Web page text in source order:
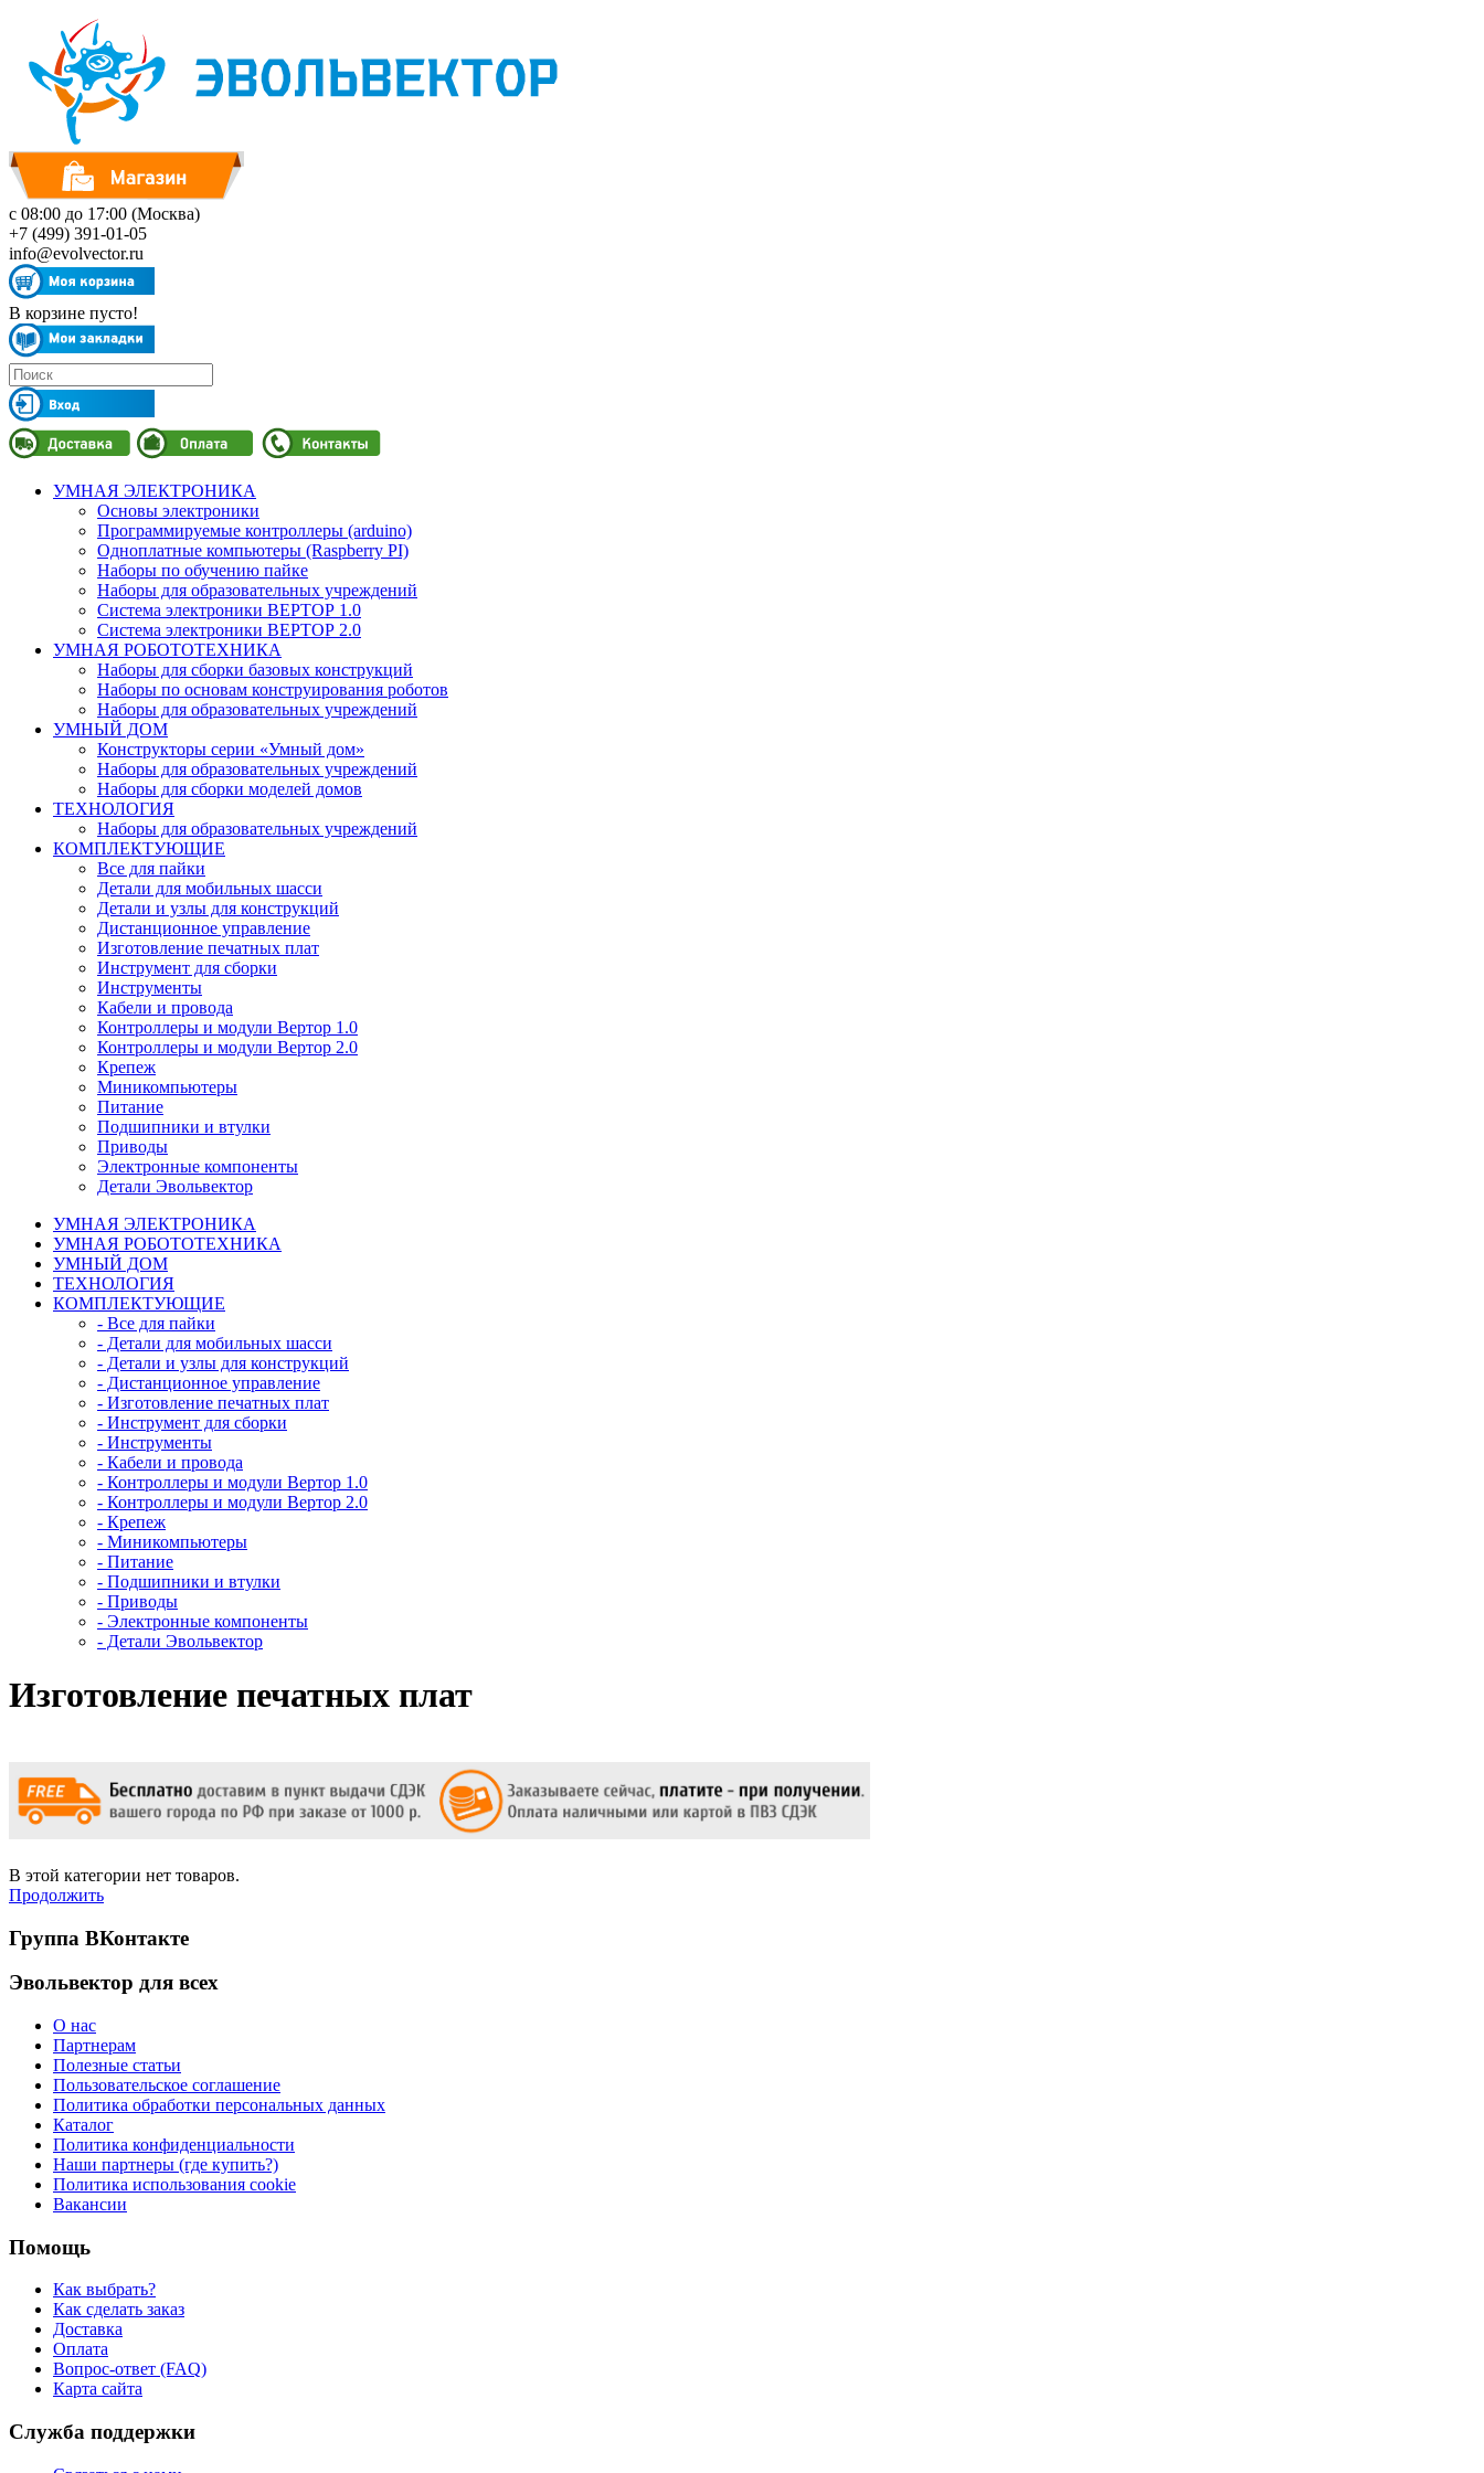
с 08:00 до 17:00 (Москва)
+7 (499) 391-01-05
info@evolvector.ru
В корзине пусто!
УМНАЯ ЭЛЕКТРОНИКА
Основы электроники
Программируемые контроллеры (arduino)
Одноплатные компьютеры (Raspberry PI)
Наборы по обучению пайке
Наборы для образовательных учреждений
Система электроники ВЕРТОР 1.0
Система электроники ВЕРТОР 2.0
УМНАЯ РОБОТОТЕХНИКА
Наборы для сборки базовых конструкций
Наборы по основам конструирования роботов
Наборы для образовательных учреждений
УМНЫЙ ДОМ
Конструкторы серии «Умный дом»
Наборы для образовательных учреждений
Наборы для сборки моделей домов
ТЕХНОЛОГИЯ
Наборы для образовательных учреждений
КОМПЛЕКТУЮЩИЕ
Все для пайки
Детали для мобильных шасси
Детали и узлы для конструкций
Дистанционное управление
Изготовление печатных плат
Инструмент для сборки
Инструменты
Кабели и провода
Контроллеры и модули Вертор 1.0
Контроллеры и модули Вертор 2.0
Крепеж
Миникомпьютеры
Питание
Подшипники и втулки
Приводы
Электронные компоненты
Детали Эвольвектор
УМНАЯ ЭЛЕКТРОНИКА
УМНАЯ РОБОТОТЕХНИКА
УМНЫЙ ДОМ
ТЕХНОЛОГИЯ
КОМПЛЕКТУЮЩИЕ
- Все для пайки
- Детали для мобильных шасси
- Детали и узлы для конструкций
- Дистанционное управление
- Изготовление печатных плат
- Инструмент для сборки
- Инструменты
- Кабели и провода
- Контроллеры и модули Вертор 1.0
- Контроллеры и модули Вертор 2.0
- Крепеж
- Миникомпьютеры
- Питание
- Подшипники и втулки
- Приводы
- Электронные компоненты
- Детали Эвольвектор
Изготовление печатных плат
В этой категории нет товаров.
Продолжить
Группа ВКонтакте
Эвольвектор для всех
О нас
Партнерам
Полезные статьи
Пользовательское соглашение
Политика обработки персональных данных
Каталог
Политика конфиденциальности
Наши партнеры (где купить?)
Политика использования cookie
Вакансии
Помощь
Как выбрать?
Как сделать заказ
Доставка
Оплата
Вопрос-ответ (FAQ)
Карта сайта
Служба поддержки